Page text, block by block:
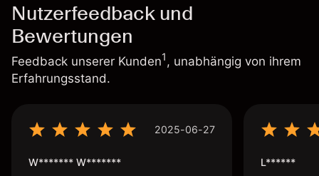
Nutzerfeedback und
Bewertungen
Feedback unserer Kunden1, unabhängig von ihrem
Erfahrungsstand.
2025-06-27
W******* W******* L******